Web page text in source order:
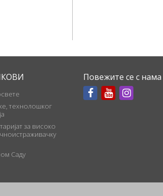
технолошког
за високо
Саду
Повежите се с нама